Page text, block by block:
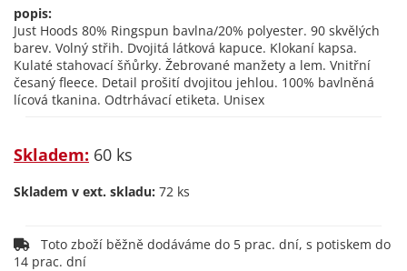
popis:
Just Hoods 80% Ringspun bavlna/20% polyester. 90 skvělých
barev. Volný střih. Dvojitá látková kapuce. Klokaní kapsa.
Kulaté stahovací šňůrky. Žebrované manžety a lem. Vnitřní
česaný fleece. Detail prošití dvojitou jehlou. 100% bavlněná
lícová tkanina. Odtrhávací etiketa. Unisex
Skladem: 60 ks
Skladem v ext. skladu: 72 ks
14 prac. dní